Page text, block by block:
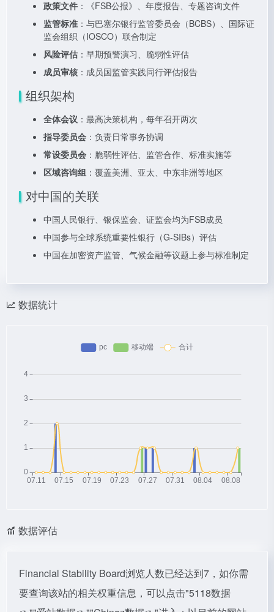
政策文件 ：《FSB公报》、年度报告、专题咨询文件
监管标准 ：与巴塞尔银行监管委员会（BCBS）、国际证
监会组织（IOSCO）联合制定
风险评估 ：早期预警演习、脆弱性评估
成员审核 ：成员国监管实践同行评估报告
组织架构
全体会议 ：最高决策机构，每年召开两次
指导委员会 ：负责日常事务协调
常设委员会 ：脆弱性评估、监管合作、标准实施等
区域咨询组 ：覆盖美洲、亚太、中东非洲等地区
对中国的关联
中国人民银行、银保监会、证监会均为FSB成员
中国参与全球系统重要性银行（G-SIBs）评估
中国在加密资产监管、气候金融等议题上参与标准制定
数据统计
数据评估
Financial Stability Board浏览人数已经达到7，如你需
要查询该站的相关权重信息，可以点击"5118数据